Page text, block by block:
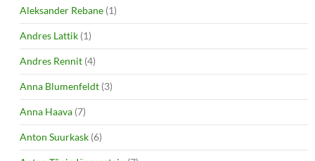
Aleksander Rebane (1)
Andres Lattik (1)
Andres Rennit (4)
Anna Blumenfeldt (3)
Anna Haava (7)
Anton Suurkask (6)